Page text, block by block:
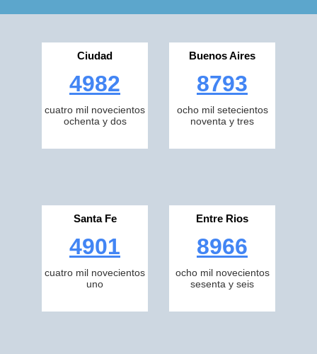
Ciudad
4982
cuatro mil novecientos
ochenta y dos
Buenos Aires
8793
ocho mil setecientos
noventa y tres
Santa Fe
4901
cuatro mil novecientos
uno
Entre Rios
8966
ocho mil novecientos
sesenta y seis